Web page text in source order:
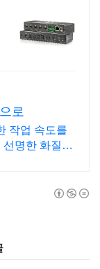
로
작업 속도를
명한 화질로